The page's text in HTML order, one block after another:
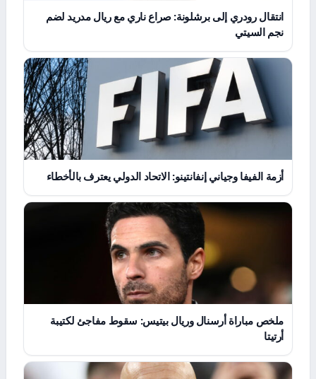
انتقال رودري إلى برشلونة: صراع ناري مع ريال مدريد لضم
نجم السيتي
أزمة الفيفا وجياني إنفانتينو: الاتحاد الدولي يعترف بالأخطاء
ملخص مباراة أرسنال وريال بيتيس: سقوط مفاجئ لكتيبة
أرتيتا